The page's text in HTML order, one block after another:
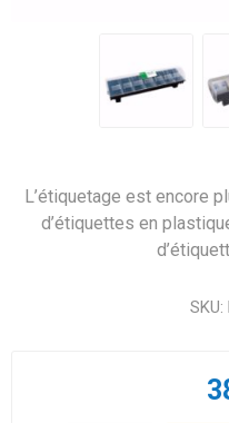
L’étiquetage est encore
d’étiquettes en
SKU: